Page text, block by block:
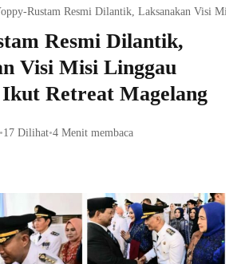
Rustam Resmi Dilantik, Laksanakan Visi Misi
Resmi Dilantik,
Visi Misi Linggau
Retreat Magelang
•17 Dilihat•4 Menit membaca